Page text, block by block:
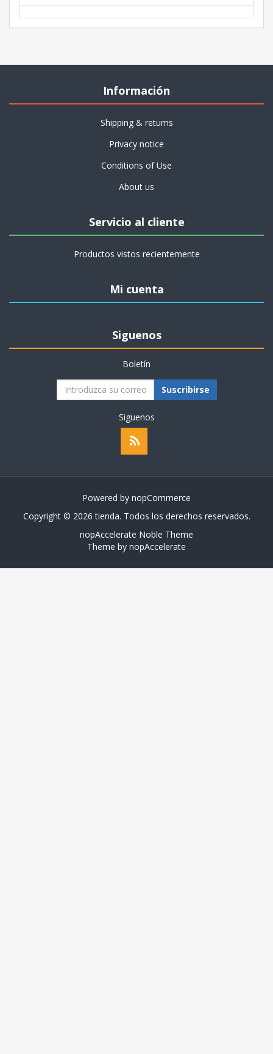
Información
Shipping & returns
Privacy notice
Conditions of Use
About us
Servicio al cliente
Productos vistos recientemente
Mi cuenta
Siguenos
Boletín
Suscribirse
Siguenos
Powered by nopCommerce
Copyright © 2026 tienda. Todos los derechos reservados.
nopAccelerate Noble Theme
Theme by nopAccelerate